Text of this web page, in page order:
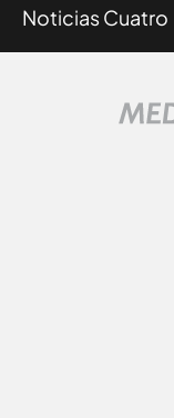
Noticias Cuatro